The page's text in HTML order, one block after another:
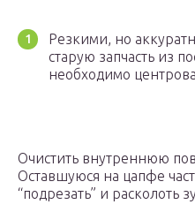
Резкими, но
старую запчасть из
необходимо
Очистить внутреннюю
Оставшуюся на цапфе
“подрезать” и расколоть